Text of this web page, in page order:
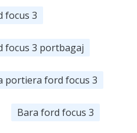
focus 3
focus 3 portbagaj
portiera ford focus 3
Bara ford focus 3